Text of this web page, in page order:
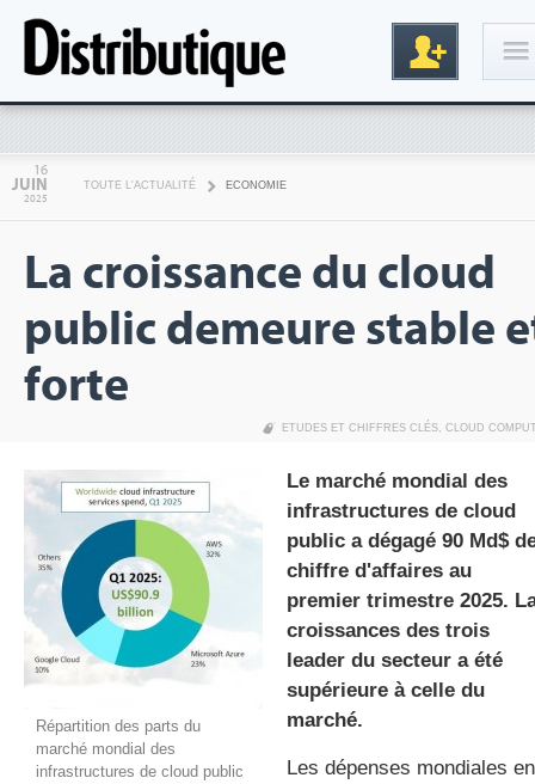
gratuite
16
JUIN
2025
TOUTE L'ACTUALITÉ ECONOMIE
La croissance du cloud
public demeure stable
forte
ETUDES ET CHIFFRES CLÉS, CLOUD
Répartition des parts du
marché mondial des
infrastructures de cloud public
Le marché mondial des
infrastructures de cloud
public a dégagé 90 Md$
chiffre d'affaires au
premier trimestre 2025.
croissances des trois
leader du secteur a été
supérieure à celle du
marché.
Les dépenses mondiales en